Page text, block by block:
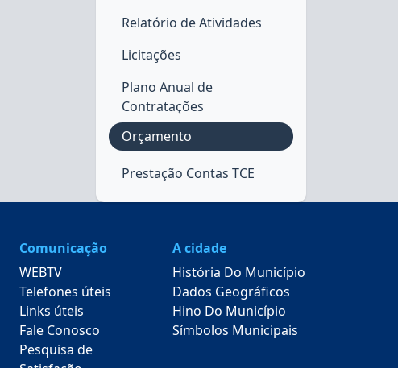
Relatório de Atividades
Licitações
Plano Anual de
Contratações
Orçamento
Prestação Contas TCE
Comunicação
WEBTV
Telefones úteis
Links úteis
Fale Conosco
Pesquisa de
A cidade
História Do Município
Dados Geográficos
Hino Do Município
Símbolos Municipais